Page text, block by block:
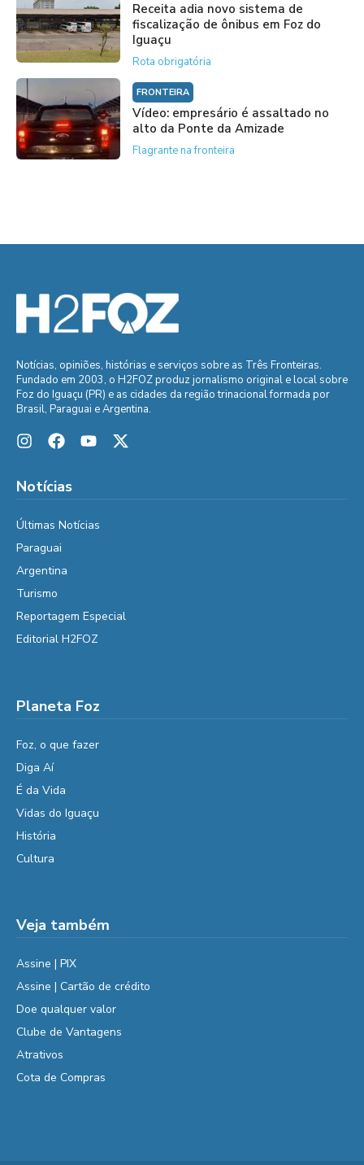
Receita adia novo sistema de
fiscalização de ônibus em Foz do
Iguaçu
Rota obrigatória
FRONTEIRA
Vídeo: empresário é assaltado no
alto da Ponte da Amizade
Flagrante na fronteira
Notícias, opiniões, histórias e serviços sobre as Três Fronteiras.
Fundado em 2003, o H2FOZ produz jornalismo original e local sobre
Foz do Iguaçu (PR) e as cidades da região trinacional formada por
Brasil, Paraguai e Argentina.
Notícias
Últimas Notícias
Paraguai
Argentina
Turismo
Reportagem Especial
Editorial H2FOZ
Planeta Foz
Foz, o que fazer
Diga Aí
É da Vida
Vidas do Iguaçu
História
Cultura
Veja também
Assine | PIX
Assine | Cartão de crédito
Doe qualquer valor
Clube de Vantagens
Atrativos
Cota de Compras